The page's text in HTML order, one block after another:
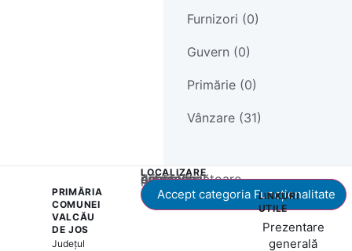
Furnizori (0)
Guvern (0)
Primărie (0)
Vânzare (31)
PRIMĂRIA
COMUNEI
VALCĂU
DE JOS
Județul
LOCALIZARE
Acest conținut este blocat până când acceptați categoria corespunzătoare de cookie-uri.
Accept categoria Funcționalitate
LINKURI
UTILE
Prezentare
generală